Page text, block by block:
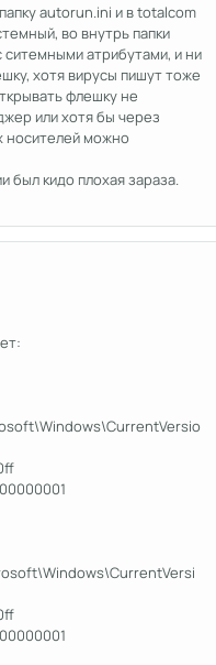
autorun.ini и в totalcom
во внутрь папки
атрибутами, и ни
хотя вирусы пишут тоже
флешку не
или хотя бы через
носителей можно
был кидо плохая зараза.